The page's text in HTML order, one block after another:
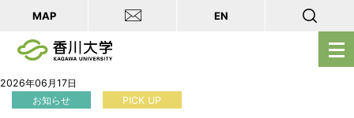
メ
ニ
MAP EN
2026年06月17日
お知らせ
PICK UP